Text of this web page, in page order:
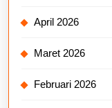
April 2026
Maret 2026
Februari 2026